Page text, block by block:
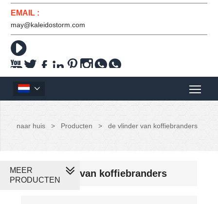
EMAIL :
may@kaleidostorm.com

     

naar huis > Producten > de vlinder van koffiebranders
de vlinder van koffiebranders
MEER
PRODUCTEN